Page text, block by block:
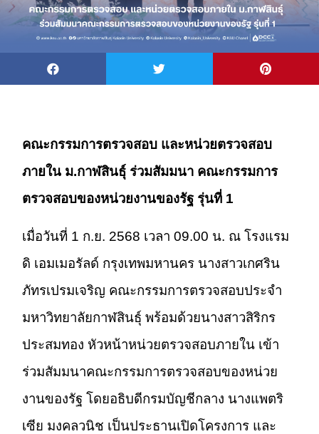
คณะกรรมการตรวจสอบ และหน่วยตรวจสอบ
ภายใน ม.กาฬสินธุ์ ร่วมสัมมนา คณะกรรมการ
ตรวจสอบของหน่วยงานของรัฐ รุ่นที่ 1
เมื่อวันที่ 1 ก.ย. 2568 เวลา 09.00 น. ณ โรงแรม
ดิ เอมเมอรัลด์ กรุงเทพมหานคร นางสาวเกศริน
ภัทรเปรมเจริญ คณะกรรมการตรวจสอบประจำ
มหาวิทยาลัยกาฬสินธุ์ พร้อมด้วยนางสาวสิริกร
ประสมทอง หัวหน้าหน่วยตรวจสอบภายใน เข้า
ร่วมสัมมนาคณะกรรมการตรวจสอบของหน่วย
งานของรัฐ โดยอธิบดีกรมบัญชีกลาง นางแพตริ
เซีย มงคลวนิช เป็นประธานเปิดโครงการ และ